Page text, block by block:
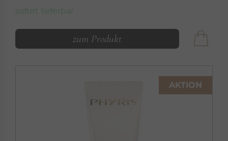
sofort lieferbar
zum Produkt
AKTION